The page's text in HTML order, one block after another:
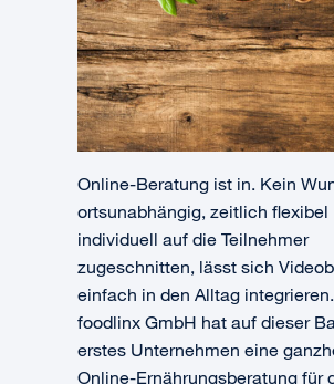
Online-Beratung ist in. Kein
ortsunabhängig, zeitlich flexibel
individuell auf die Teilnehmer
zugeschnitten, lässt sich
einfach in den Alltag
foodlinx GmbH hat auf dieser
erstes Unternehmen eine
Online-Ernährungsberatung für